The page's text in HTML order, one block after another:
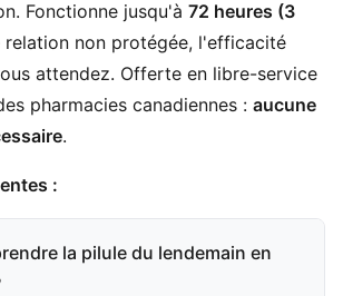
Fonctionne jusqu'à 72 heures (3
relation non protégée, l'efficacité
attendez. Offerte en libre-service
pharmacies canadiennes : aucune
.
:
la pilule du lendemain en